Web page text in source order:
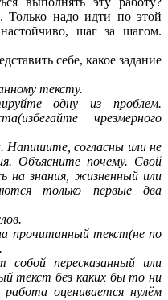
надо идти по этой
шаг за шагом.
себе, какое задание
тексту.
одну из проблем.
чрезмерного
Напишите, согласны или не
Объясните почему. Свой
на знания, жизненный или
только первые два
прочитанный текст(не по
собой пересказанный или
текст без каких бы то ни
оценивается нулём